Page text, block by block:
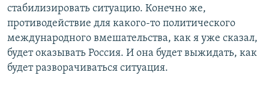
стабилизировать ситуацию. Конечно же,
противодействие для какого-то политического
международного вмешательства, как я уже сказал,
будет оказывать Россия. И она будет выжидать, как
будет разворачиваться ситуация.